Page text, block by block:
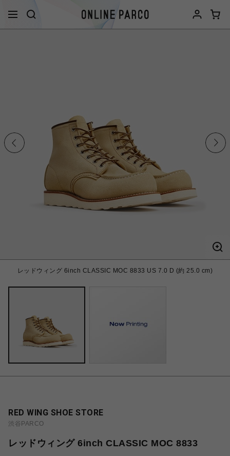
レッドウィング 6inch CLASSIC MOC 8833 US 7.0 D (約 25.0 cm)
RED WING SHOE STORE
渋谷PARCO
レッドウィング 6inch CLASSIC MOC 8833